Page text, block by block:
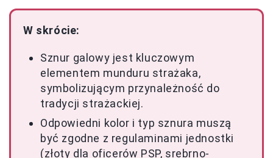
W skrócie:
Sznur galowy jest kluczowym
elementem munduru strażaka,
symbolizującym przynależność do
tradycji strażackiej.
Odpowiedni kolor i typ sznura muszą
być zgodne z regulaminami jednostki
(złoty dla oficerów PSP, srebrno-